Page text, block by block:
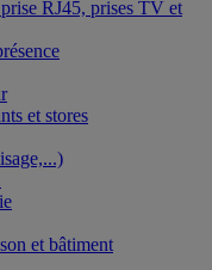
RJ45, prises TV et
et stores
et bâtiment